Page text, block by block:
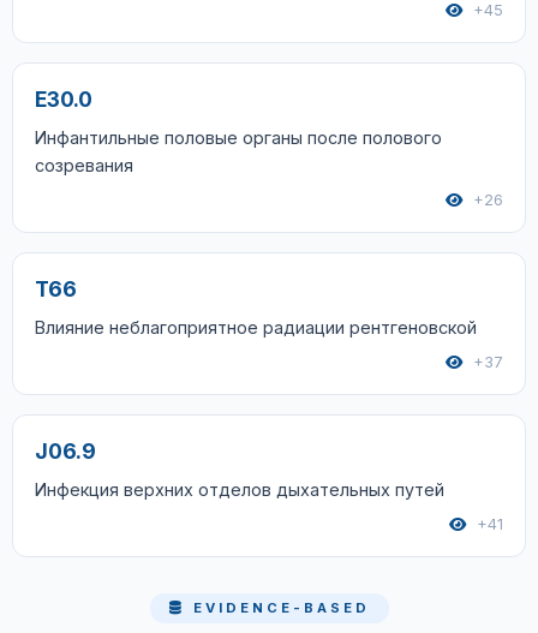
+45
E30.0
Инфантильные половые органы после полового
созревания
+26
T66
Влияние неблагоприятное радиации рентгеновской
+37
J06.9
Инфекция верхних отделов дыхательных путей
+41
EVIDENCE-BASED